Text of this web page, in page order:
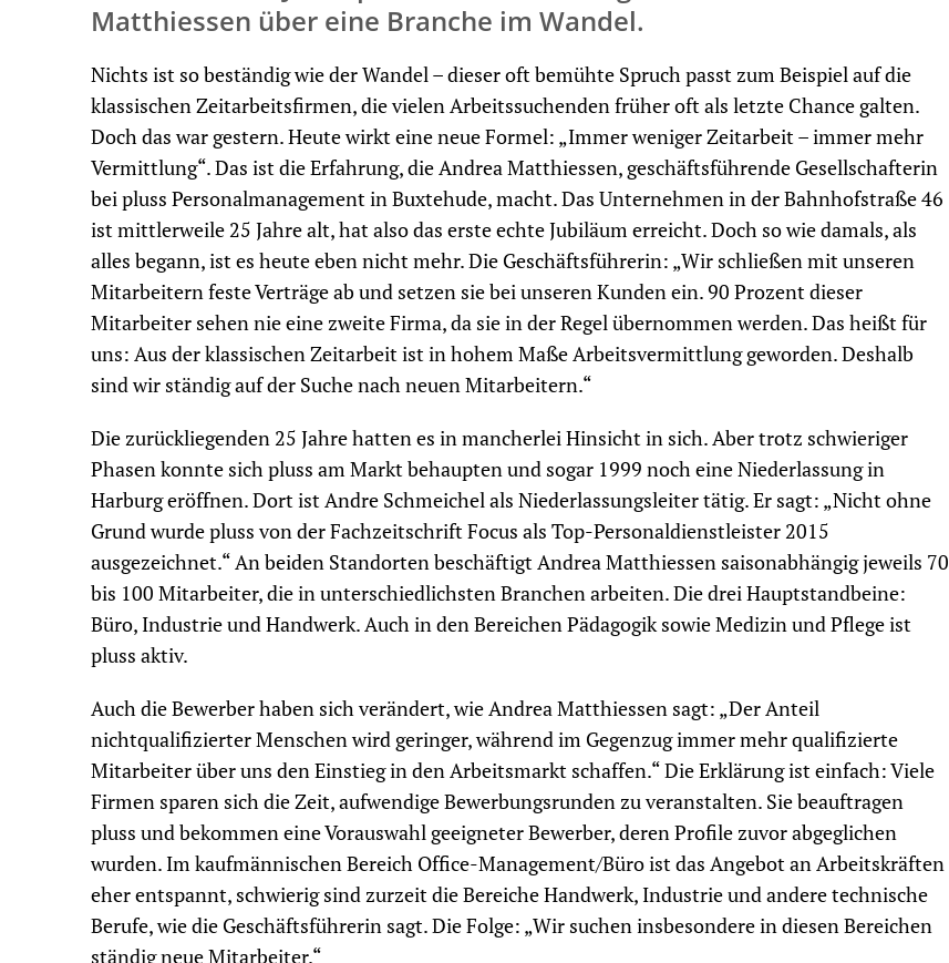
Matthiessen über eine Branche im Wandel.
Nichts ist so beständig wie der Wandel – dieser oft bemühte Spruch passt zum Beispiel auf die
klassischen Zeitarbeitsfirmen, die vielen Arbeitssuchenden früher oft als letzte Chance galten.
Doch das war gestern. Heute wirkt eine neue Formel: „Immer weniger Zeitarbeit – immer mehr
Vermittlung“. Das ist die Erfahrung, die Andrea Matthiessen, geschäftsführende Gesellschafterin
bei pluss Personalmanagement in Buxtehude, macht. Das Unternehmen in der Bahnhofstraße 46
ist mittlerweile 25 Jahre alt, hat also das erste echte Jubiläum erreicht. Doch so wie damals, als
alles begann, ist es heute eben nicht mehr. Die Geschäftsführerin: „Wir schließen mit unseren
Mitarbeitern feste Verträge ab und setzen sie bei unseren Kunden ein. 90 Prozent dieser
Mitarbeiter sehen nie eine zweite Firma, da sie in der Regel übernommen werden. Das heißt für
uns: Aus der klassischen Zeitarbeit ist in hohem Maße Arbeitsvermittlung geworden. Deshalb
sind wir ständig auf der Suche nach neuen Mitarbeitern.“
Die zurückliegenden 25 Jahre hatten es in mancherlei Hinsicht in sich. Aber trotz schwieriger
Phasen konnte sich pluss am Markt behaupten und sogar 1999 noch eine Niederlassung in
Harburg eröffnen. Dort ist Andre Schmeichel als Niederlassungsleiter tätig. Er sagt: „Nicht ohne
Grund wurde pluss von der Fachzeitschrift Focus als Top-Personaldienstleister 2015
ausgezeichnet.“ An beiden Standorten beschäftigt Andrea Matthiessen saisonabhängig jeweils 70
bis 100 Mitarbeiter, die in unterschiedlichsten Branchen arbeiten. Die drei Hauptstandbeine:
Büro, Industrie und Handwerk. Auch in den Bereichen Pädagogik sowie Medizin und Pflege ist
pluss aktiv.
Auch die Bewerber haben sich verändert, wie Andrea Matthiessen sagt: „Der Anteil
nichtqualifizierter Menschen wird geringer, während im Gegenzug immer mehr qualifizierte
Mitarbeiter über uns den Einstieg in den Arbeitsmarkt schaffen.“ Die Erklärung ist einfach: Viele
Firmen sparen sich die Zeit, aufwendige Bewerbungsrunden zu veranstalten. Sie beauftragen
pluss und bekommen eine Vorauswahl geeigneter Bewerber, deren Profile zuvor abgeglichen
wurden. Im kaufmännischen Bereich Office-Management/Büro ist das Angebot an Arbeitskräften
eher entspannt, schwierig sind zurzeit die Bereiche Handwerk, Industrie und andere technische
Berufe, wie die Geschäftsführerin sagt. Die Folge: „Wir suchen insbesondere in diesen Bereichen
ständig neue Mitarbeiter.“